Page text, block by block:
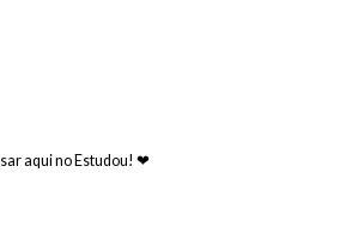
aqui no Estudou! ❤